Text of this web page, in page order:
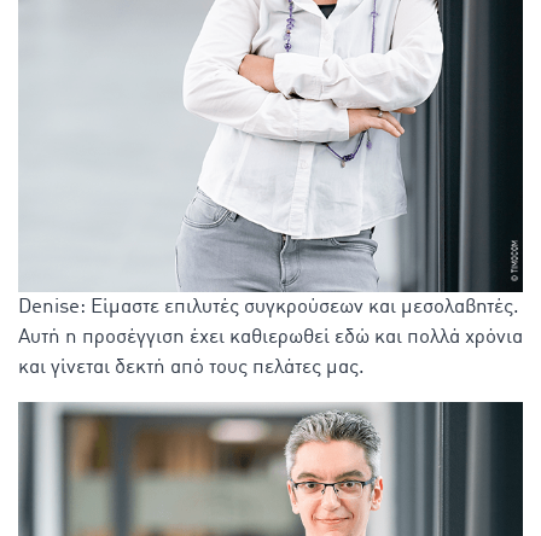
Denise: Είμαστε επιλυτές συγκρούσεων και μεσολαβητές.
Αυτή η προσέγγιση έχει καθιερωθεί εδώ και πολλά χρόνια
και γίνεται δεκτή από τους πελάτες μας.